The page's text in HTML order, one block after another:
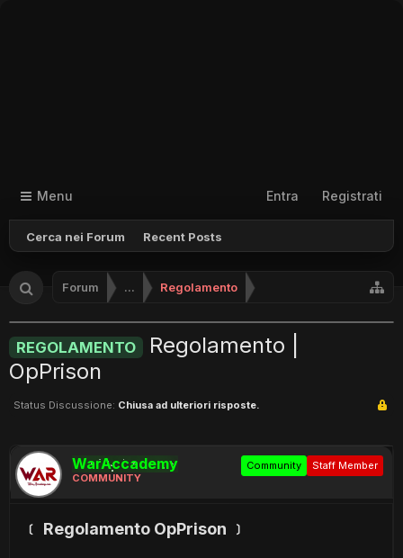
Menu
Cerca nei Forum Recent Posts
Entra Registrati
Forum ... Regolamento
REGOLAMENTO
Regolamento |
OpPrison
Status Discussione: Chiusa ad ulteriori risposte.
WarAccademy
COMMUNITY
Staff Member
Community
﹝ Regolamento OpPrison ﹞